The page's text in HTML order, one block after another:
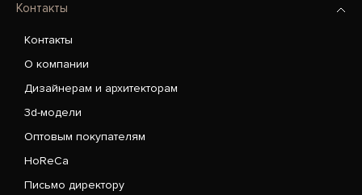
Контакты
Контакты
О компании
Дизайнерам и архитекторам
3d-модели
Оптовым покупателям
HoReCa
Письмо директору